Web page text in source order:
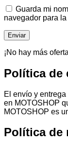
Guarda mi
navegador para
¡No hay más
Política de
El envío y
en MOTOSHOP
MOTOSHOP es
Política de